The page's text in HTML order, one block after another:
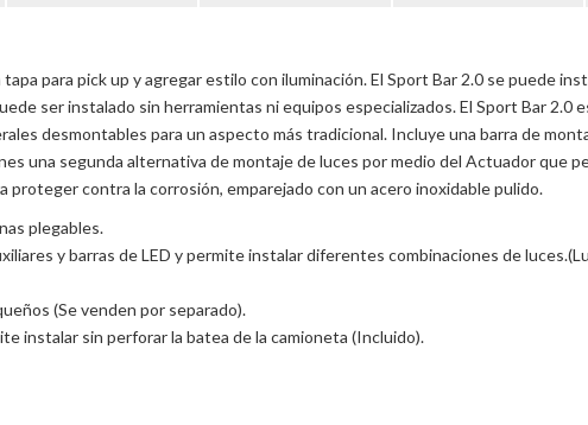
para pick up y agregar estilo con iluminación. El Sport Bar 2.0 se puede
ser instalado sin herramientas ni equipos especializados. El Sport Bar 2.0
desmontables para un aspecto más tradicional. Incluye una barra de
una segunda alternativa de montaje de luces por medio del Actuador que
proteger contra la corrosión, emparejado con un acero inoxidable pulido.
plegables.
y barras de LED y permite instalar diferentes combinaciones de
(Se venden por separado).
instalar sin perforar la batea de la camioneta (Incluido).